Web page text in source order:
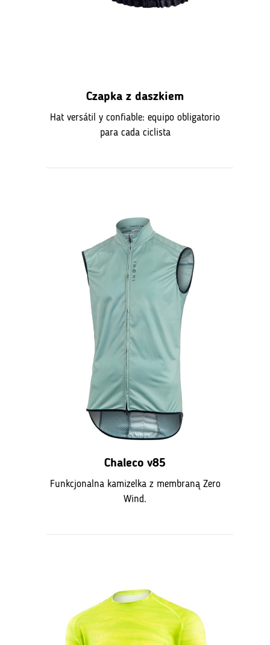
Czapka z daszkiem
Hat versátil y confiable: equipo obligatorio
para cada ciclista
Chaleco v85
Funkcjonalna kamizelka z membraną Zero
Wind.